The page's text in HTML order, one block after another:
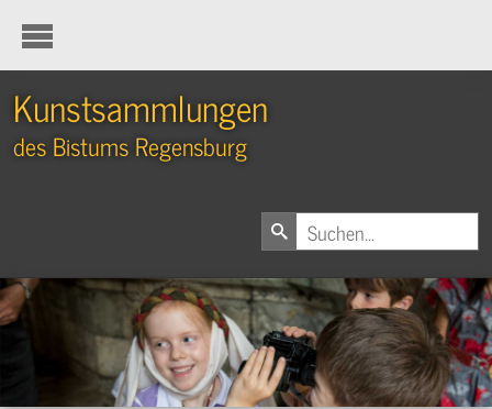
Kunstsammlungen
des Bistums Regensburg